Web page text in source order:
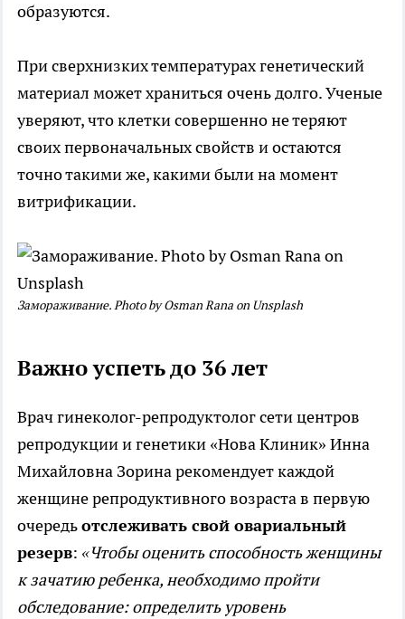
образуются.
При сверхнизких температурах генетический
материал может храниться очень долго. Ученые
уверяют, что клетки совершенно не теряют
своих первоначальных свойств и остаются
точно такими же, какими были на момент
витрификации.
Замораживание. Photo by Osman Rana on Unsplash
Важно успеть до 36 лет
Врач гинеколог-репродуктолог сети центров
репродукции и генетики «Нова Клиник» Инна
Михайловна Зорина рекомендует каждой
женщине репродуктивного возраста в первую
очередьотслеживать свой овариальный
резерв: «Чтобы оценить способность женщины
к зачатию ребенка, необходимо пройти
обследование: определить уровень